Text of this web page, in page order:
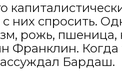
них спросить.
рожь, пшеница,
Когда
Бардаш.